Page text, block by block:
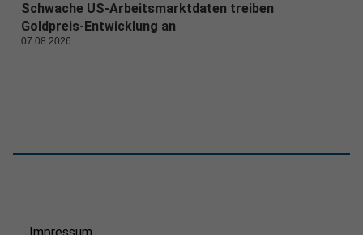
Schwache US-Arbeitsmarktdaten treiben
Goldpreis-Entwicklung an
07.08.2026